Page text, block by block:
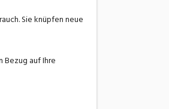
Sie knüpfen neue
auf Ihre